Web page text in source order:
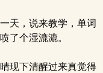
天，说来教学，单词
了个湿漉漉。
现下清醒过来真觉得